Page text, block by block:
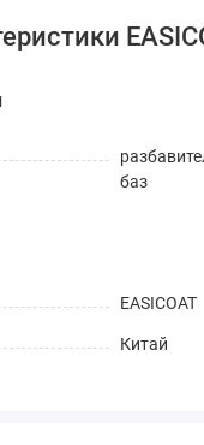
баз
EASICOAT
Китай